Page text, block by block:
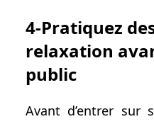
4-Pratiquez
relaxation
public
Avant d’entrer